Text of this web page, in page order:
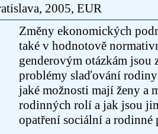
2005, EUR
Změny ekonomických
také v hodnotově
genderovým otázkám
problémy slaďování
jaké možnosti mají ženy a
rodinných rolí a jak jsou
opatření sociální a